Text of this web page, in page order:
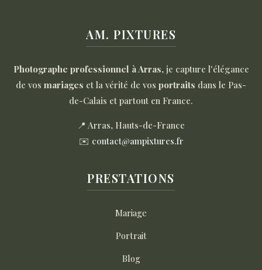
AM. PIXTURES
Photographe professionnel à Arras, je capture l'élégance
de vos mariages et la vérité de vos portraits dans le Pas-
de-Calais et partout en France.
📍 Arras, Hauts-de-France
✉️ contact@ampixtures.fr
PRESTATIONS
Mariage
Portrait
Blog